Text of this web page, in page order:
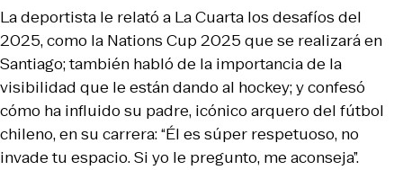
La deportista le relató a La Cuarta los desafíos del
2025, como la Nations Cup 2025 que se realizará en
Santiago; también habló de la importancia de la
visibilidad que le están dando al hockey; y confesó
cómo ha influido su padre, icónico arquero del fútbol
chileno, en su carrera: “Él es súper respetuoso, no
invade tu espacio. Si yo le pregunto, me aconseja”.